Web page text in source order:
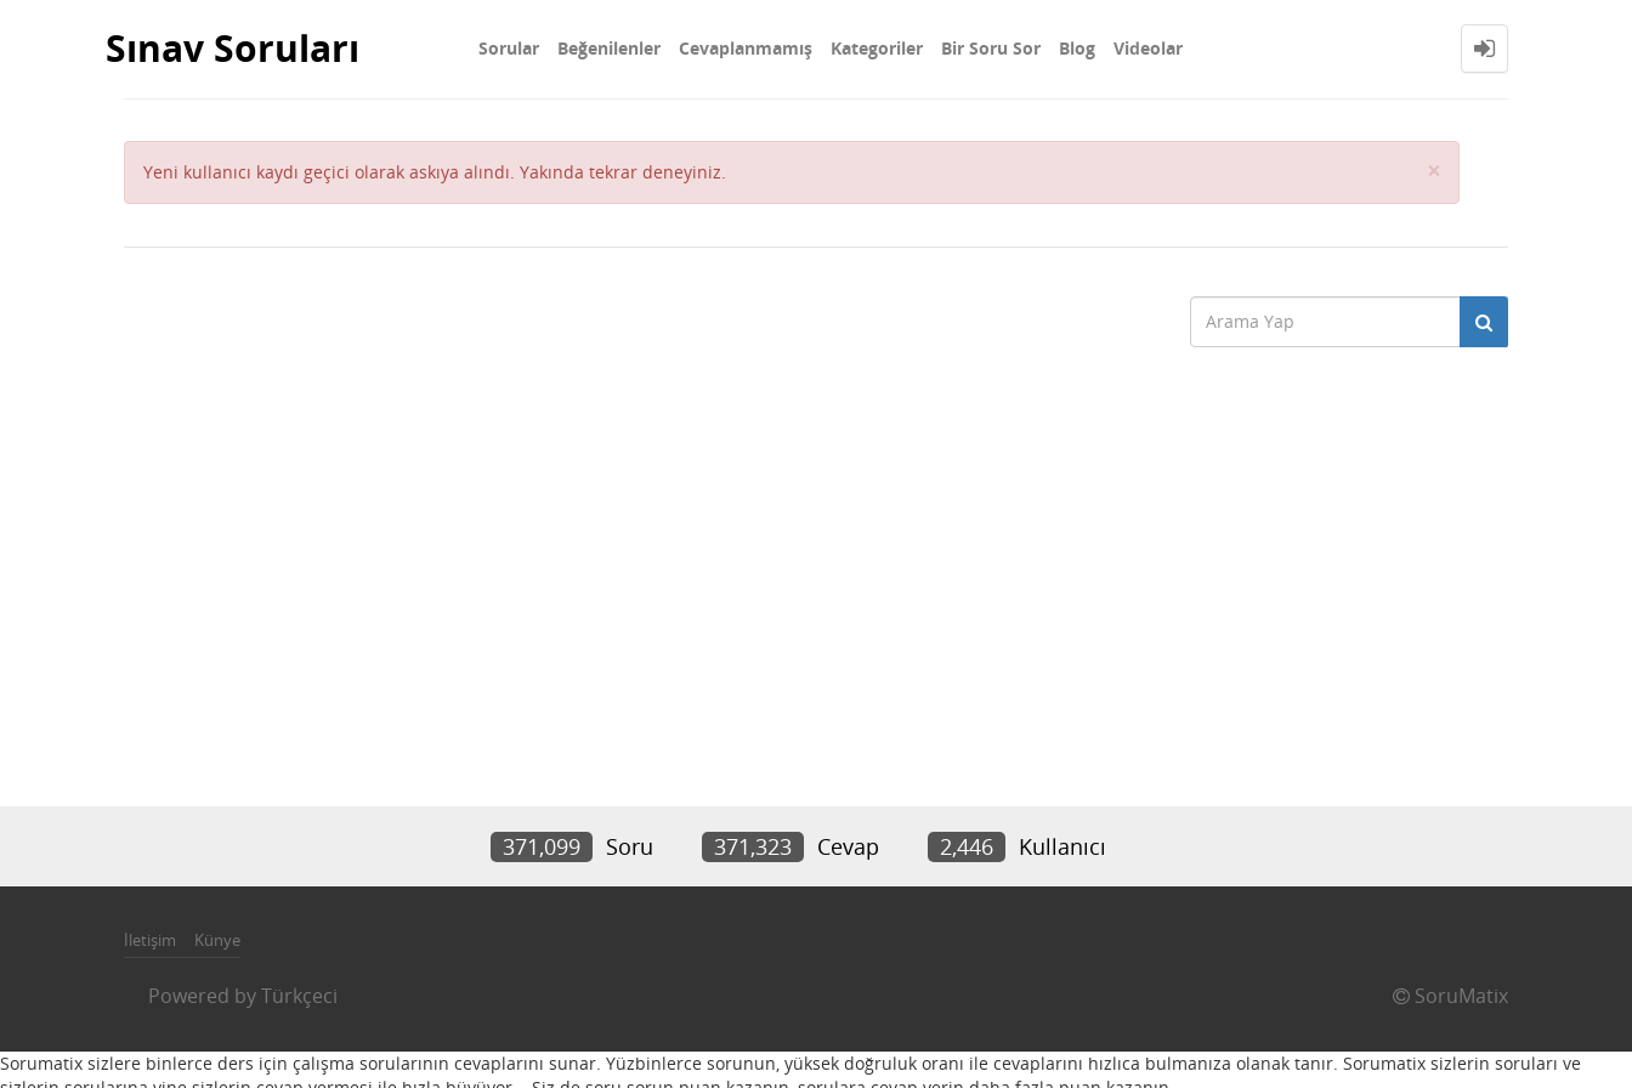
Sınav Soruları Sorular Beğenilenler Cevaplanmamış Kategoriler Bir Soru Sor Blog Videolar
Yeni kullanıcı kaydı geçici olarak askıya alındı. Yakında tekrar deneyiniz. ×
371,099 Soru 371,323 Cevap 2,446 Kullanıcı
İletişim Künye
Powered byTürkçeci SoruMatix
Sorumatix sizlere binlerce ders için çalışma sorularının cevaplarını sunar. Yüzbinlerce sorunun, yüksek doğruluk oranı ile cevaplarını hızlıca bulmanıza olanak tanır. Sorumatix sizlerin soruları ve